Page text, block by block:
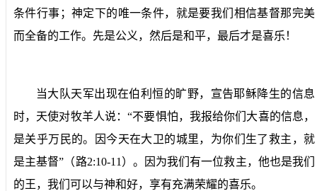
条件行事；神定下的唯一条件，就是要我们相信基督那完美
而全备的工作。先是公义，然后是和平，最后才是喜乐！
当大队天军出现在伯利恒的旷野，宣告耶稣降生的信息
时，天使对牧羊人说：“不要惧怕，我报给你们大喜的信息，
是关乎万民的。因今天在大卫的城里，为你们生了救主，就
是主基督”（路2:10-11 ）。因为我们有一位救主，他也是我们
的王，我们可以与神和好，享有充满荣耀的喜乐。